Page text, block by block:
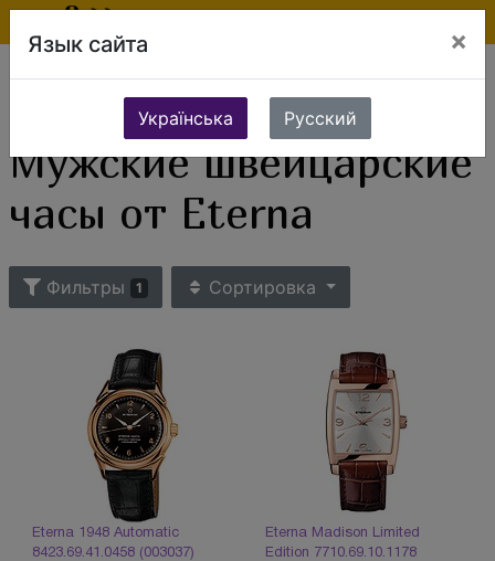
Ювелирные изделия Часы
Мужские часы
Мужские швейцарские часы от Eterna
Мужские швейцарские
часы от Eterna
Фильтры 1 Сортировка
Eterna 1948 Automatic
8423.69.41.0458 (003037)
Eterna Madison Limited
Edition 7710.69.10.1178
Язык сайта ×
Українська Русский